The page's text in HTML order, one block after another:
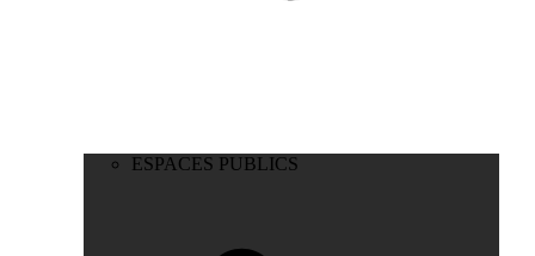
ESPACES PUBLICS